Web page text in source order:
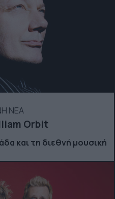
ΝΕΑ
Orbit
και τη διεθνή μουσική